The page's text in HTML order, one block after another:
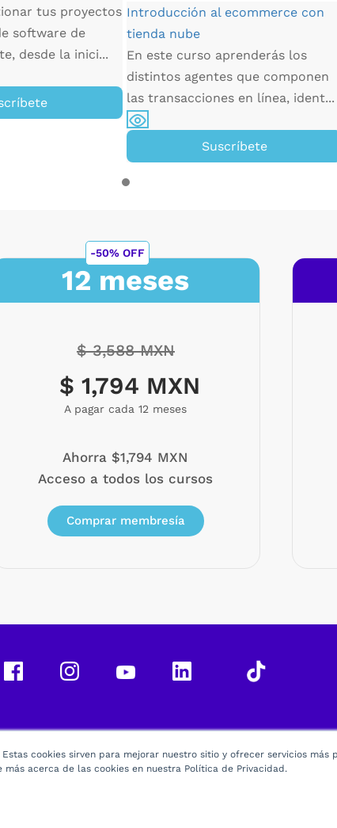
cookies sirven para mejorar nuestro sitio y ofrecer servicios más
acerca de las cookies en nuestra Política de Privacidad.
tus proyectos
software de
desde la inici...
Introducción al ecommerce con
tienda nube
En este curso aprenderás los
distintos agentes que componen
las transacciones en línea, ident...
Suscríbete
-50% OFF
12 meses
$ 3,588 MXN
$ 1,794 MXN
A pagar cada 12 meses
Ahorra $1,794 MXN
Acceso a todos los cursos
Comprar membresía